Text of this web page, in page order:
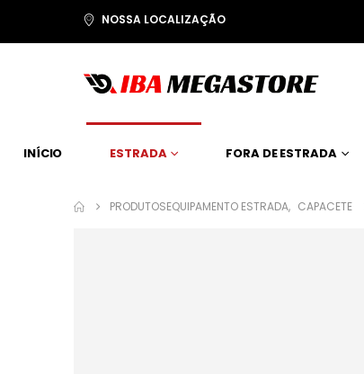
NOSSA LOCALIZAÇÃO
INÍCIO ESTRADA FORA DE ESTRADA
PRODUTOSEQUIPAMENTO ESTRADA, CAPACETE